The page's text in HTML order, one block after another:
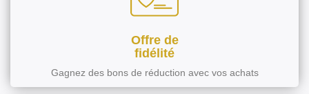
Offre de
fidélité
Gagnez des bons de réduction avec vos achats